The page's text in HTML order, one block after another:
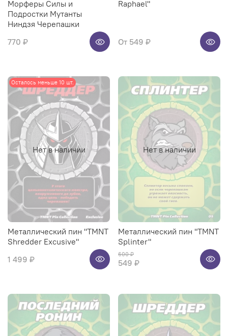
Морферы Силы и
Подростки Мутанты
Ниндзя Черепашки
770 ₽
Raphael"
От 549 ₽
Нет в наличии
Осталось меньше 10 шт.
Металлический пин "TMNT
Shredder Excusive"
1 499 ₽
Нет в наличии
Металлический пин "TMNT
Splinter"
600 ₽
549 ₽